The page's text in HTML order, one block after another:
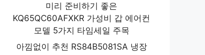
미리 준비하기 좋은
KQ65QC60AFXKR 가성비 갑 에어컨
모델 5가지 타임세일 주목
아낌없이 추천 RS84B5081SA 냉장